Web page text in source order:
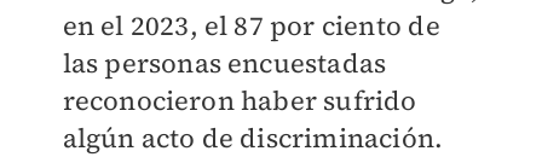
en el 2023, el 87 por ciento de
las personas encuestadas
reconocieron haber sufrido
algún acto de discriminación.